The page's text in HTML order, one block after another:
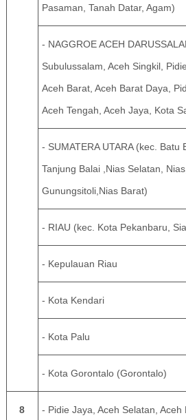
Pasaman, Tanah Datar, Agam)
- NAGGROE ACEH
Subulussalam, Aceh Singkil,
Aceh Barat, Aceh Barat Daya,
Aceh Tengah, Aceh Jaya, Kota
- SUMATERA UTARA (kec. Batu
Tanjung Balai ,Nias Selatan,
Gunungsitoli,Nias Barat)
- RIAU (kec. Kota Pekanbaru,
- Kepulauan Riau
- Kota Kendari
- Kota Palu
- Kota Gorontalo (Gorontalo)
8
- Pidie Jaya, Aceh Selatan, Aceh